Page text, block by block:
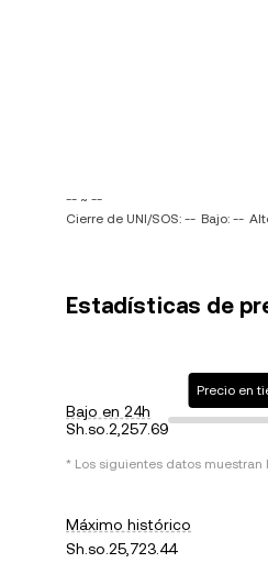
-- ~ --
Cierre de UNI/SOS: -- Bajo: --
Estadísticas de
Bajo en 24h
Sh.so.2,257.69
Precio en
* Los siguientes datos
Máximo histórico
Sh.so.25,723.44